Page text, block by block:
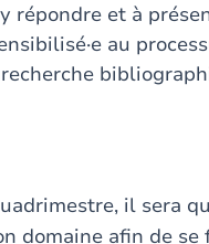
répondre et à
au
il sera
domaine afin de